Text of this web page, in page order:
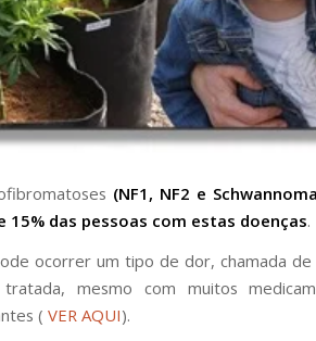
(NF1, NF2 e
15% das pessoas com estas doenças.
ocorrer um tipo de dor, chamada de
mesmo com muitos
( VER AQUI).